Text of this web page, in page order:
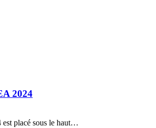
2024
placé sous le haut…